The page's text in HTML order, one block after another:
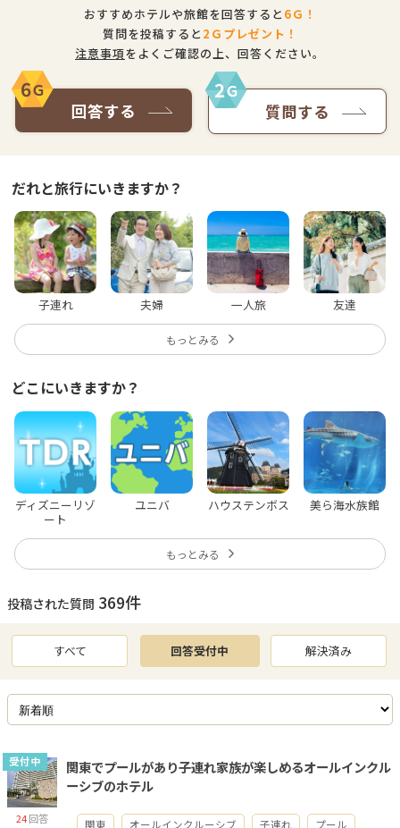
おすすめホテルや旅館を回答すると 6Ｇ！
質問を投稿すると 2 Ｇプレゼント！
注意事項をよくご確認の上、回答ください。
6Ｇ
回答する
2Ｇ
質問する
だれと旅行にいきますか？
子連れ 夫婦 一人旅 友達
もっとみる
どこにいきますか？
ディズニーリゾ
ート
ユニバ ハウステンボス 美ら海水族館
もっとみる
投稿された質問 369件
すべて 回答受付中 解決済み
受付中
24回答
関東でプールがあり子連れ家族が楽しめるオールインクル
ーシブのホテル
関東 オールインクルーシブ 子連れ プール